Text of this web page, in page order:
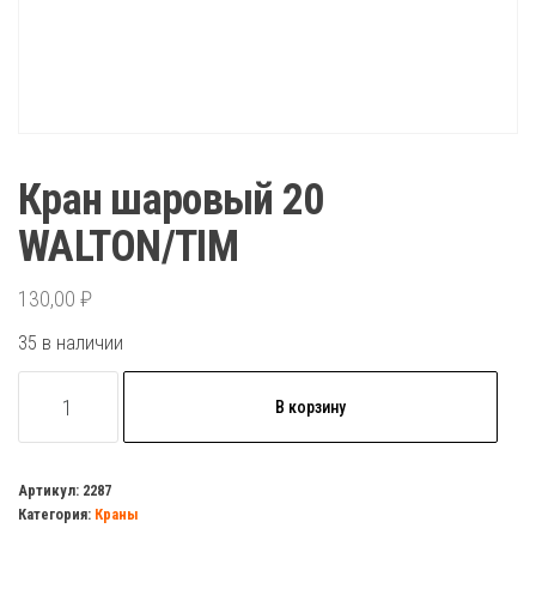
Кран шаровый 20
WALTON/TIM
130,00 ₽
35 в наличии
товара
шаровый
20
В корзину
Артикул: 2287
Категория: Краны